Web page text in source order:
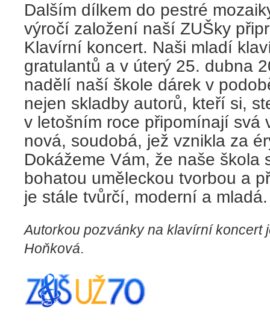
Dalším dílkem do pestré
výročí založení naší ZUŠky
Klavírní koncert. Naši mladí
gratulantů a v úterý 25. dubna
nadělí naší škole dárek v
nejen skladby autorů, kteří si,
v letošním roce připomínají svá
nová, soudobá, jež vznikla za
Dokážeme Vám, že naše škola
bohatou uměleckou tvorbou a
je stále tvůrčí, moderní a mladá.
Autorkou pozvánky na klavírní koncert
Hoňková.